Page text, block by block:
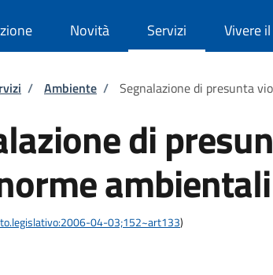
Novità Servizi Vivere
di pane
/ Ambiente / Segnalazione di presunta
di
ambientali
04-03;152~art133)